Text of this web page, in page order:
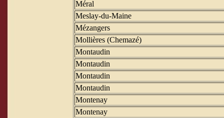
Méral
Meslay-du-Maine
Mézangers
Mollières (Chemazé)
Montaudin
Montaudin
Montaudin
Montaudin
Montenay
Montenay